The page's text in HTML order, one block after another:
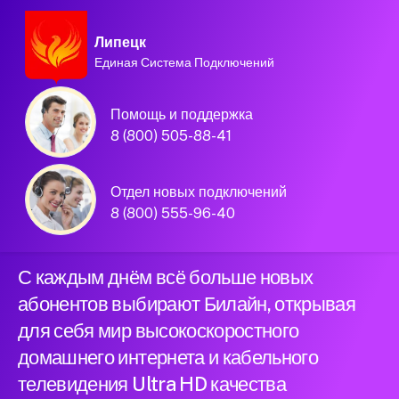
Липецк
Единая Система Подключений
Помощь и поддержка
8 (800) 505-88-41
Отдел новых подключений
8 (800) 555-96-40
Домашний интернет и
телевидение
Билайн в городе
Липецк
С каждым днём всё больше новых
абонентов выбирают Билайн, открывая
для себя мир высокоскоростного
домашнего интернета и кабельного
телевидения Ultra HD качества